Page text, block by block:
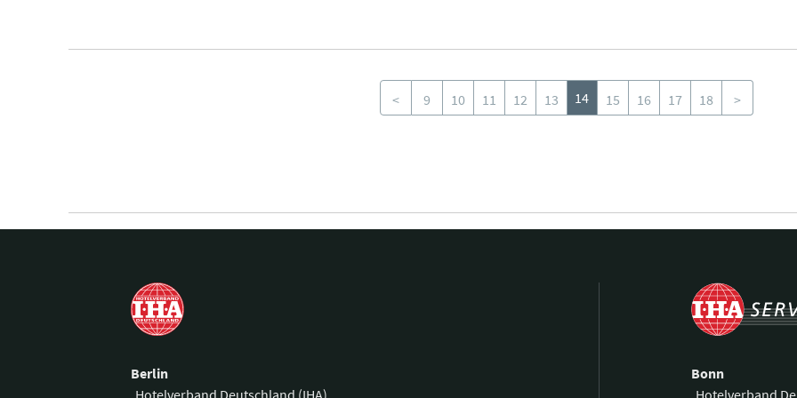
< 9 10 11 12 13 14 15 16 17 18 >
Berlin
Hotelverband Deutschland (IHA)
Bonn
Hotelverband